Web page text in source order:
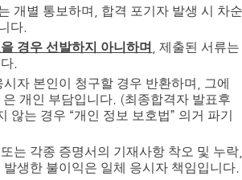
개별 통보하며
합격 포기자 발생 시 차
다.
경우 선발하지 아니하며
제출된 서류
.
자 본인이 청구할 경우 반환하며
그에
개인 부담입니다. (최종합격자 발표후
않는 경우 “개인 정보 보호법” 의거 파기
는 각종 증명서의 기재사항 착오 및 누락
발생한 불이익은 일체 응시자 책임입니다.